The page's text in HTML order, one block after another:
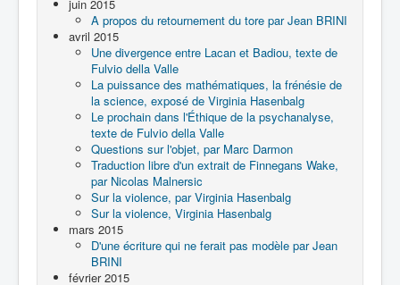
juin 2015
A propos du retournement du tore par Jean BRINI
avril 2015
Une divergence entre Lacan et Badiou, texte de
Fulvio della Valle
La puissance des mathématiques, la frénésie de
la science, exposé de Virginia Hasenbalg
Le prochain dans l'Éthique de la psychanalyse,
texte de Fulvio della Valle
Questions sur l'objet, par Marc Darmon
Traduction libre d'un extrait de Finnegans Wake,
par Nicolas Malnersic
Sur la violence, par Virginia Hasenbalg
Sur la violence, Virginia Hasenbalg
mars 2015
D'une écriture qui ne ferait pas modèle par Jean
BRINI
février 2015